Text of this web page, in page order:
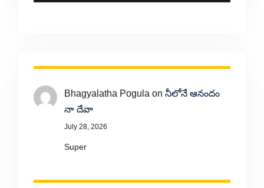
Bhagyalatha Pogula on నీలోనే ఆనందం
నా దేవా
July 28, 2026
Super